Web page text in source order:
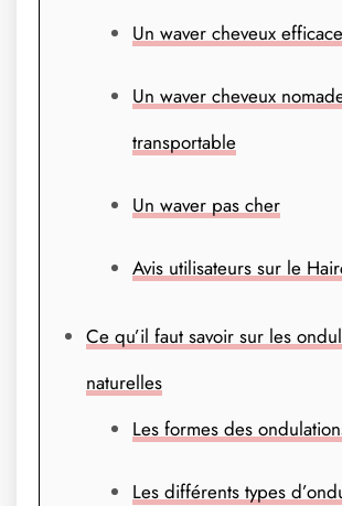
Un waver cheveux efficace
Un waver cheveux
transportable
Un waver pas cher
Avis utilisateurs sur le
Ce qu’il faut savoir sur les
naturelles
Les formes des
Les différents types